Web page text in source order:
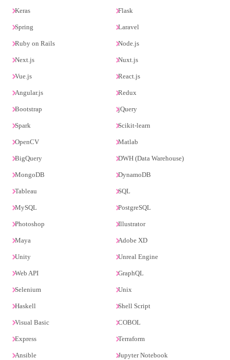
Keras Flask
Spring Laravel
Ruby on Rails Node.js
Next.js Nuxt.js
Vue.js React.js
Angular.js Redux
Bootstrap jQuery
Spark Scikit-learn
OpenCV Matlab
BigQuery DWH (Data Warehouse)
MongoDB DynamoDB
Tableau SQL
MySQL PostgreSQL
Photoshop Illustrator
Maya Adobe XD
Unity Unreal Engine
Web API GraphQL
Selenium Unix
Haskell Shell Script
Visual Basic COBOL
Express Terraform
Ansible Jupyter Notebook